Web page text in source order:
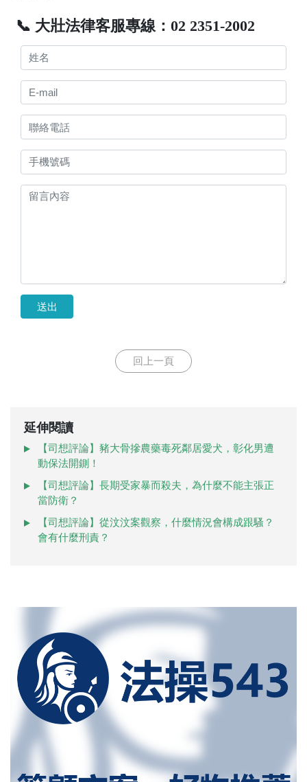
📞 大壯法律客服專線：02 2351-2002
送出
回上一頁
延伸閱讀
【司想評論】豬大骨摻農藥毒死鄰居愛犬，彰化男遭
動保法開鍘！
【司想評論】長期受家暴而殺夫，為什麼不能主張正
當防衛？
【司想評論】從汶汶案觀察，什麼情況會構成跟騷？
會有什麼刑責？